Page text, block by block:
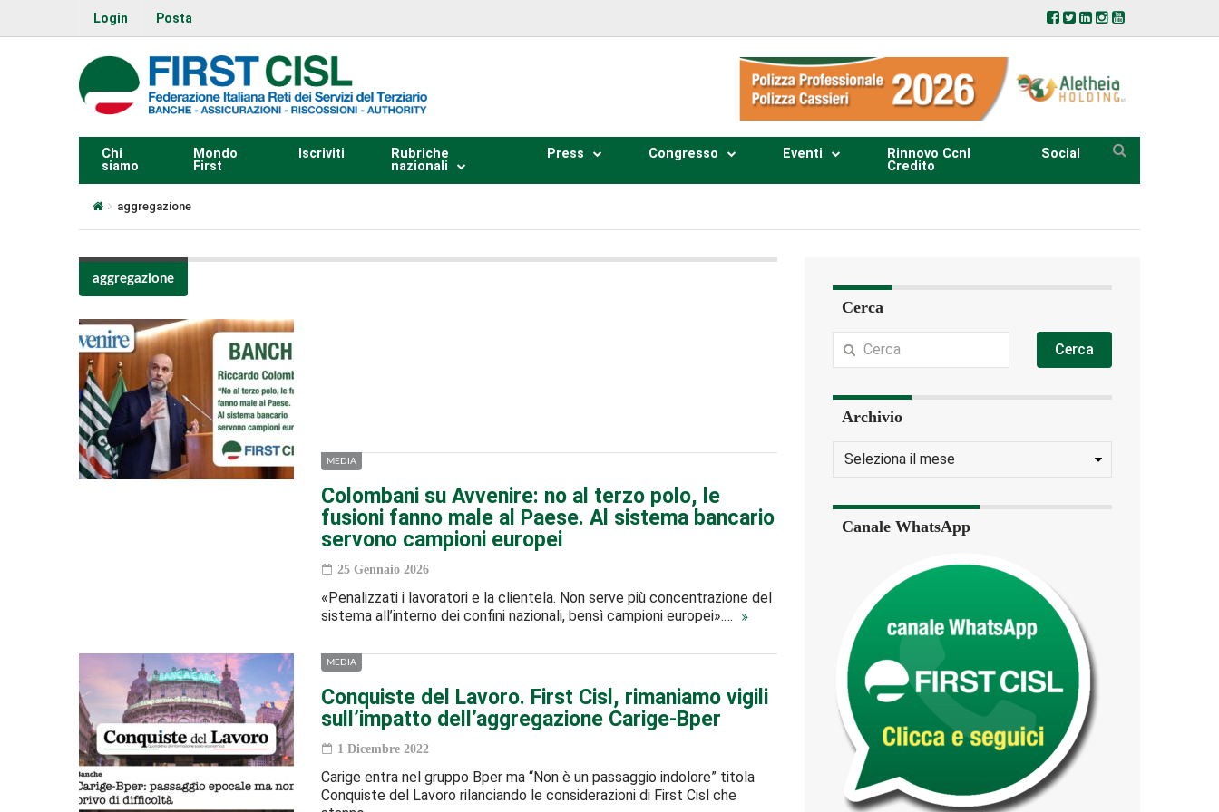
Login Posta
Chi
siamo
Mondo
First
Iscriviti
Rubriche
nazionali
Press Congresso Eventi
Rinnovo Ccnl
Credito
Social
aggregazione
aggregazione
MEDIA
Colombani su Avvenire: no al terzo polo, le
fusioni fanno male al Paese. Al sistema bancario
servono campioni europei
25 Gennaio 2026
«Penalizzati i lavoratori e la clientela. Non serve più concentrazione del
sistema all’interno dei confini nazionali, bensì campioni europei».…
MEDIA
Conquiste del Lavoro. First Cisl, rimaniamo vigili
sull’impatto dell’aggregazione Carige-Bper
1 Dicembre 2022
Carige entra nel gruppo Bper ma “Non è un passaggio indolore” titola
Conquiste del Lavoro rilanciando le considerazioni di First Cisl che
Cerca
Cerca
Archivio
Canale WhatsApp